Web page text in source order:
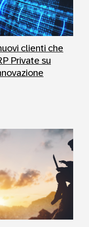
clienti che
Private su